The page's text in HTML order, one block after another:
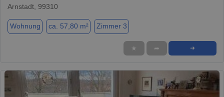
Arnstadt, 99310
Wohnung ca. 57,80 m² Zimmer 3
★ ➦ ➜